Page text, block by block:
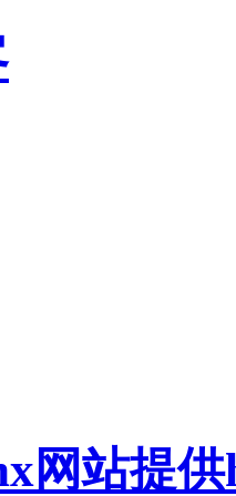
网站提